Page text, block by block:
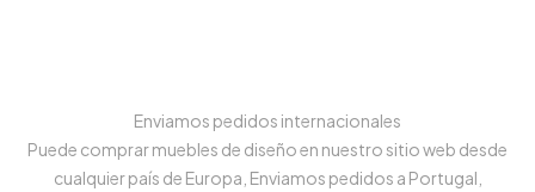
Enviamos pedidos internacionales
Puede comprar muebles de diseño en nuestro sitio web desde
cualquier país de Europa, Enviamos pedidos a Portugal,